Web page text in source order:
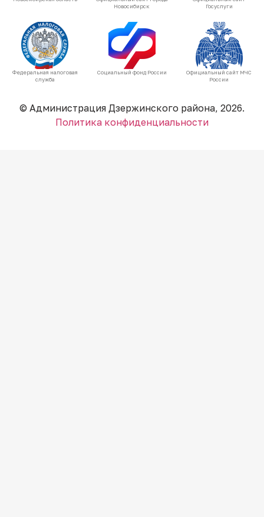
Новосибирск
Госуслуги
Федеральная налоговая
служба
Социальный фонд России
Официальный сайт МЧС
России
© Администрация Дзержинского района, 2026.
Политика конфиденциальности